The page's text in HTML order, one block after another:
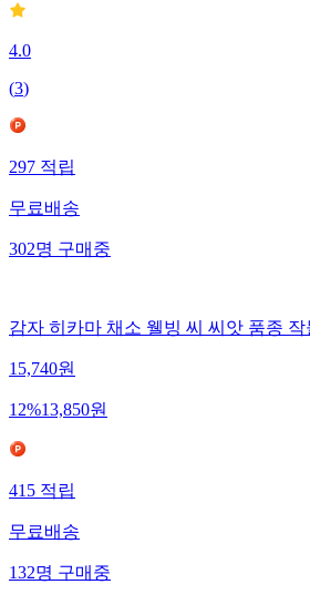
4.0
(3)
297 적립
무료배송
302명 구매중
감자 히카마 채소 웰빙 씨 씨앗 품종 작
15,740원
12%13,850원
415 적립
무료배송
132명 구매중